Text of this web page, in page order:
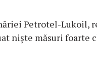
Petrotel-
nişte măsuri foarte